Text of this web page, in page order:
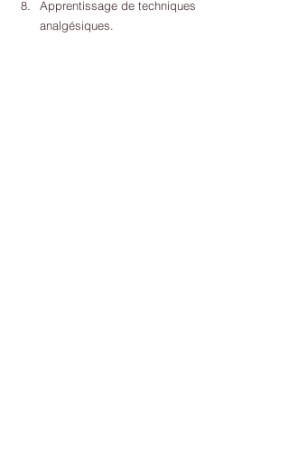
Apprentissage de techniques
analgésiques.